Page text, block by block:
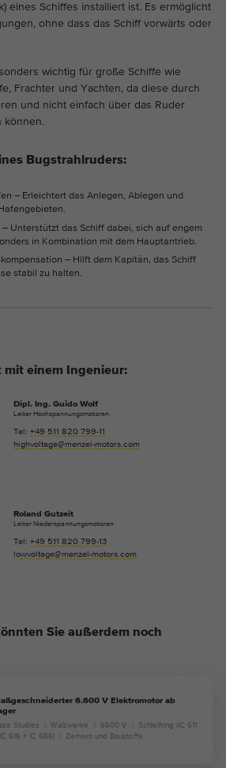
eines Schiffes installiert ist. Es ermöglicht
ohne dass das Schiff vorwärts oder
wichtig für große Schiffe wie
Frachter und Yachten, da diese durch
und nicht einfach über das Ruder
können.
Bugstrahlruders:
– Erleichtert das Anlegen, Ablegen und
Unterstützt das Schiff dabei, sich auf engem
in Kombination mit dem Hauptantrieb.
– Hilft dem Kapitän, das Schiff
stabil zu halten.
mit einem Ingenieur:
Dipl. Ing. Guido Wolf
Leiter Hochspannungsmotoren
Tel: +49 511 820 799-11
highvoltage@menzel-motors.com
Roland Gutzeit
Leiter Niederspannungsmotoren
Tel: +49 511 820 799-13
lowvoltage@menzel-motors.com
Sie außerdem noch
6.600 V Elektromotor ab
Studies
Walzwerke 6600 V
Schleifring (IC 611
616 + IC 666)
Zement und Baustoffe